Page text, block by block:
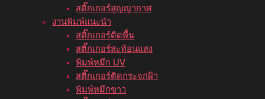
สติ๊กเกอร์สูญญากาศ
งานพิมพ์แนะนำ
สติ๊กเกอร์ติดพื้น
สติ๊กเกอร์สะท้อนแสง
พิมพ์หมึก UV
สติ๊กเกอร์ติดกระจกฝ้า
พิมพ์หมึกขาว